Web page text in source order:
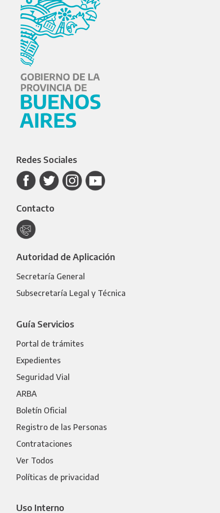
Redes Sociales
Contacto
Autoridad de Aplicación
Secretaría General
Subsecretaría Legal y Técnica
Guía Servicios
Portal de trámites
Expedientes
Seguridad Vial
ARBA
Boletín Oficial
Registro de las Personas
Contrataciones
Ver Todos
Políticas de privacidad
Uso Interno